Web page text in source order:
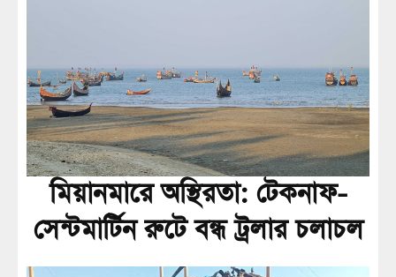
মিয়ানমারে অস্থিরতা: টেকনাফ-
সেন্টমার্টিন রুটে বন্ধ ট্রলার চলাচল